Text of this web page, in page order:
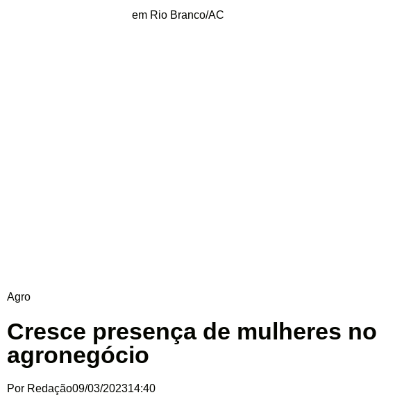
em Rio Branco/AC
Agro
Cresce presença de mulheres no
agronegócio
Por Redação09/03/202314:40